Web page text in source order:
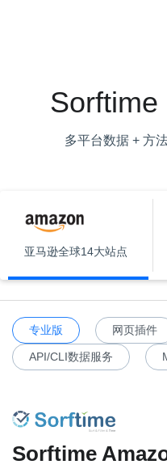
Sorftime
多平台数据 + 方
亚马逊全球14大站点
专业版 网页插件
API/CLI数据服务
Sorftime